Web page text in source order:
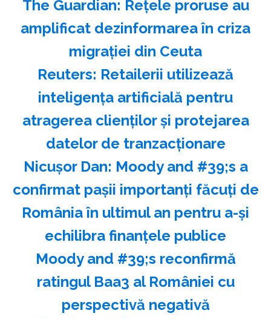
The Guardian: Reţele proruse au
amplificat dezinformarea în criza
migraţiei din Ceuta
Reuters: Retailerii utilizează
inteligenţa artificială pentru
atragerea clienţilor şi protejarea
datelor de tranzacţionare
Nicuşor Dan: Moody and #39;s a
confirmat paşii importanţi făcuţi de
România în ultimul an pentru a-şi
echilibra finanţele publice
Moody and #39;s reconfirmă
ratingul Baa3 al României cu
perspectivă negativă